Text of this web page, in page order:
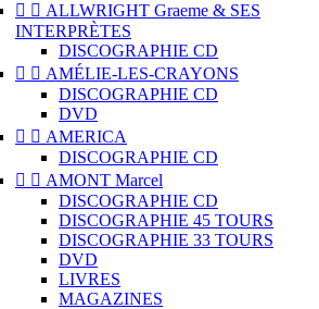
  ALLWRIGHT Graeme & SES
INTERPRÈTES
DISCOGRAPHIE CD
  AMÉLIE-LES-CRAYONS
DISCOGRAPHIE CD
DVD
  AMERICA
DISCOGRAPHIE CD
  AMONT Marcel
DISCOGRAPHIE CD
DISCOGRAPHIE 45 TOURS
DISCOGRAPHIE 33 TOURS
DVD
LIVRES
MAGAZINES